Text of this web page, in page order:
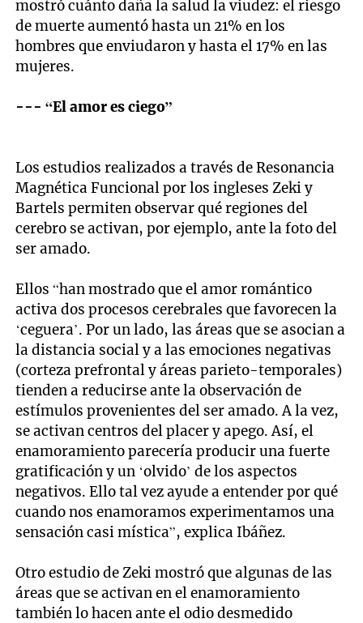
mostró cuánto daña la salud la viudez: el riesgo
de muerte aumentó hasta un 21% en los
hombres que enviudaron y hasta el 17% en las
mujeres.
--- “El amor es ciego”
Los estudios realizados a través de Resonancia
Magnética Funcional por los ingleses Zeki y
Bartels permiten observar qué regiones del
cerebro se activan, por ejemplo, ante la foto del
ser amado.
Ellos “han mostrado que el amor romántico
activa dos procesos cerebrales que favorecen la
‘ceguera’. Por un lado, las áreas que se asocian a
la distancia social y a las emociones negativas
(corteza prefrontal y áreas parieto-temporales)
tienden a reducirse ante la observación de
estímulos provenientes del ser amado. A la vez,
se activan centros del placer y apego. Así, el
enamoramiento parecería producir una fuerte
gratificación y un ‘olvido’ de los aspectos
negativos. Ello tal vez ayude a entender por qué
cuando nos enamoramos experimentamos una
sensación casi mística”, explica Ibáñez.
Otro estudio de Zeki mostró que algunas de las
áreas que se activan en el enamoramiento
también lo hacen ante el odio desmedido